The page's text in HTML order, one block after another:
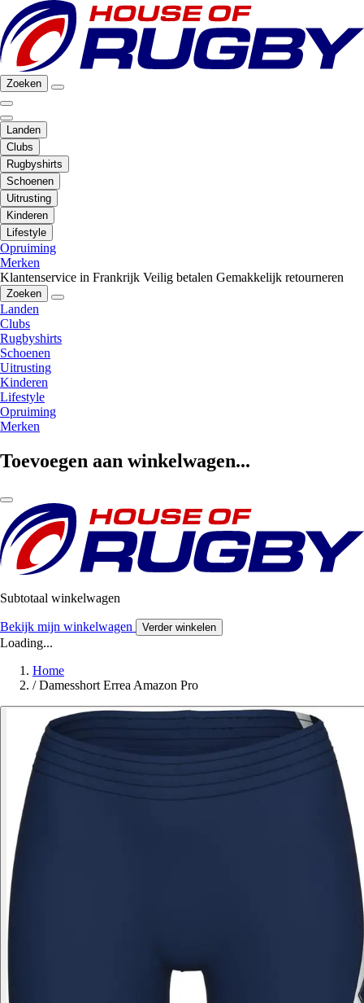
Zoeken
Landen
Clubs
Rugbyshirts
Schoenen
Uitrusting
Kinderen
Lifestyle
Opruiming
Merken
Klantenservice in Frankrijk Veilig betalen Gemakkelijk retourneren
Zoeken
Landen
Clubs
Rugbyshirts
Schoenen
Uitrusting
Kinderen
Lifestyle
Opruiming
Merken
Toevoegen aan winkelwagen...
Subtotaal winkelwagen
Bekijk mijn winkelwagen Verder winkelen
Loading...
Home
/ Damesshort Errea Amazon Pro